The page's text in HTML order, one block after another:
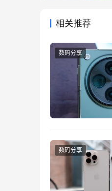
相关推荐
数码分享
数码分享